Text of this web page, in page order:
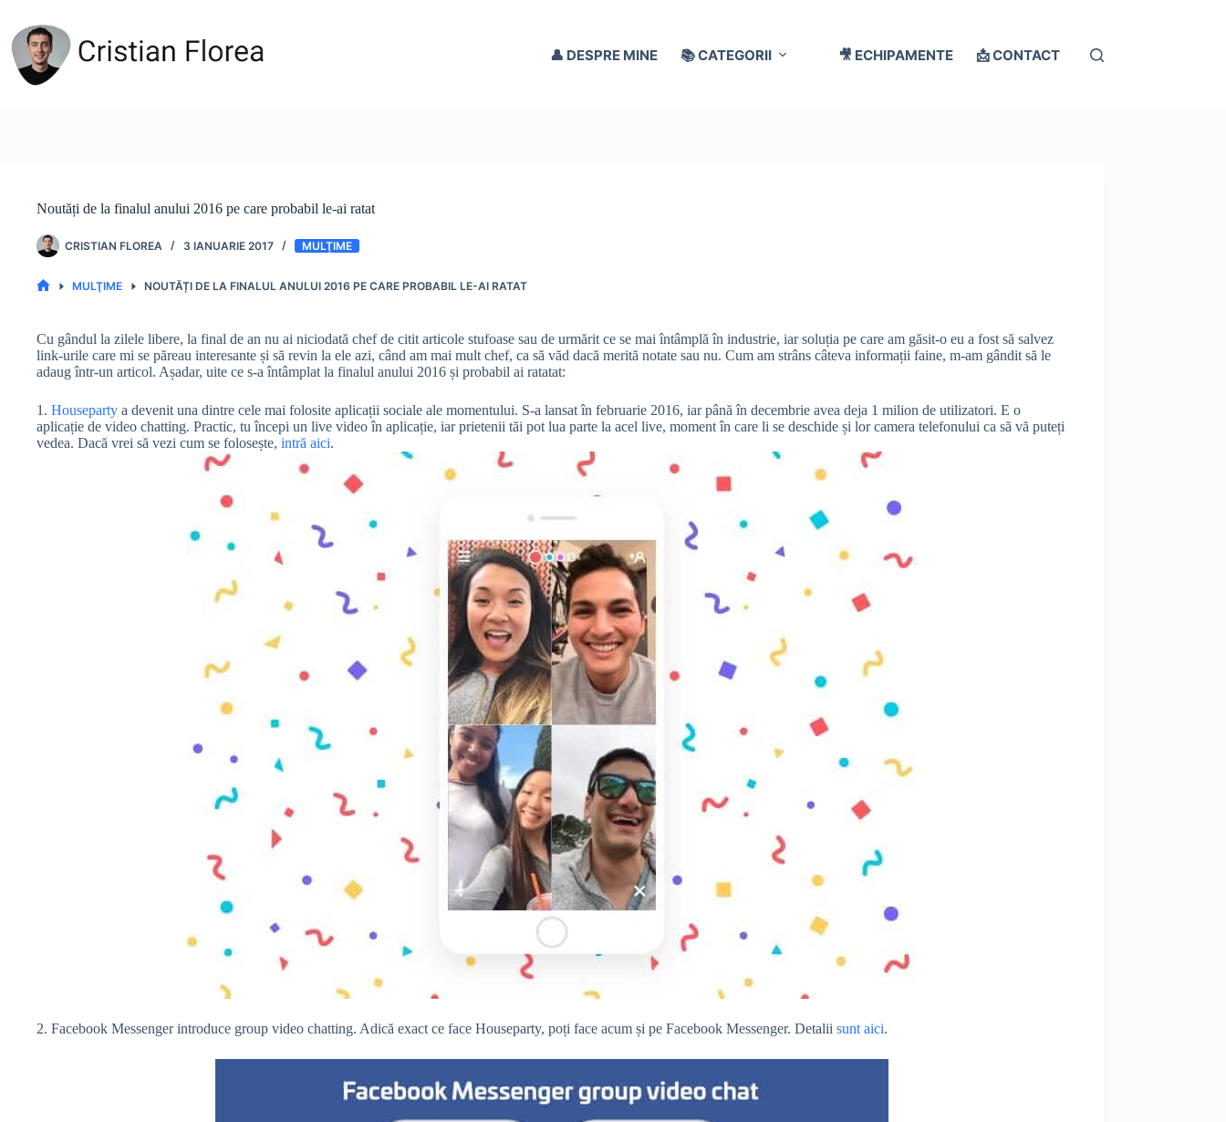
conținut
👤 DESPRE MINE 📚 CATEGORII 🎥 ECHIPAMENTE 📩 CONTACT
Noutăți de la finalul anului 2016 pe care probabil le-ai ratat
CRISTIAN FLOREA 3 IANUARIE 2017 MULŢIME
MULŢIME NOUTĂȚI DE LA FINALUL ANULUI 2016 PE CARE PROBABIL LE-AI RATAT
Cu gândul la zilele libere, la final de an nu ai niciodată chef de citit articole stufoase sau de urmărit ce se mai întâmplă în industrie, iar soluția pe care am găsit-o eu a fost să salvez
link-urile care mi se păreau interesante și să revin la ele azi, când am mai mult chef, ca să văd dacă merită notate sau nu. Cum am strâns câteva informații faine, m-am gândit să le
adaug într-un articol. Așadar, uite ce s-a întâmplat la finalul anului 2016 și probabil ai ratatat:
1. Houseparty a devenit una dintre cele mai folosite aplicații sociale ale momentului. S-a lansat în februarie 2016, iar până în decembrie avea deja 1 milion de utilizatori. E o
aplicație de video chatting. Practic, tu începi un live video în aplicație, iar prietenii tăi pot lua parte la acel live, moment în care li se deschide și lor camera telefonului ca să vă puteți
vedea. Dacă vrei să vezi cum se folosește, intră aici.
2. Facebook Messenger introduce group video chatting. Adică exact ce face Houseparty, poți face acum și pe Facebook Messenger. Detalii sunt aici.